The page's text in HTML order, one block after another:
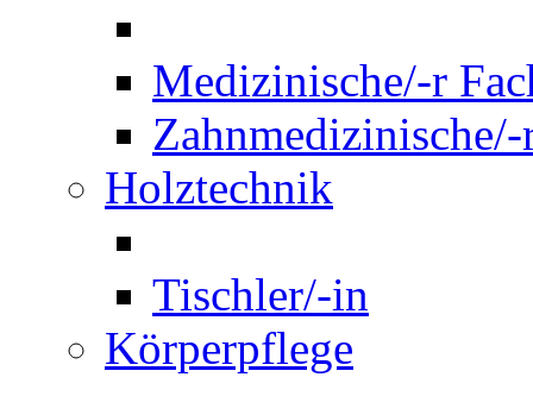
Medizinische/-r
Holztechnik
Tischler/-in
Körperpflege